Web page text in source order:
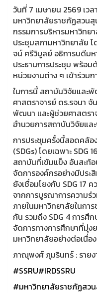
วันที่ 7 เมษายน 2569 เ
มหาวิทยาลัยราชภัฏสวนสุ
กรรมการบริหารมหาวิท
ประชุมสภามหาวิทยาลัย
จน์ ศรีวิบูลย์ อธิการบดีม
ประธานการประชุม พร้อ
หน่วยงานต่าง ๆ เข้าร่วม
ในการนี้ สถาบันวิจัยและ
ศาสตราจารย์ ดร.รจนา
พัฒนา และผู้ช่วยศาสตรา
อำนวยการสถาบันวิจัยแล
การประชุมครั้งนี้สอดคล้
(SDGs) โดยเฉพาะ
สถาบันที่เข้มแข็ง อันสะท้
จัดการองค์กรอย่างมีประ
ยังเชื่อมโยงกับ SDG 17
จากการบูรณาการความร่
ภายในมหาวิทยาลัยในกา
กัน รวมถึง SDG 4 การศึ
จัดการทางการศึกษาที่มุ่
มหาวิทยาลัยอย่างต่อเนื่อง
ภาณุพงศ์ ภุมรินทร์ : รายง
#SSRU#IRDSSRU
#มหาวิทยาลัยราชภัฏสว